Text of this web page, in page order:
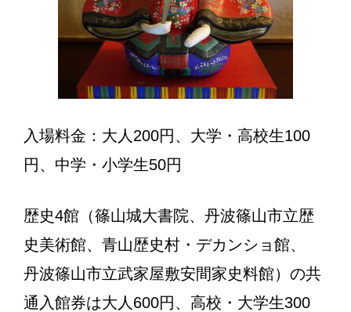
入場料金：大人200円、大学・高校生100
円、中学・小学生50円
歴史4館（篠山城大書院、丹波篠山市立歴
史美術館、青山歴史村・デカンショ館、
丹波篠山市立武家屋敷安間家史料館）の共
通入館券は大人600円、高校・大学生300